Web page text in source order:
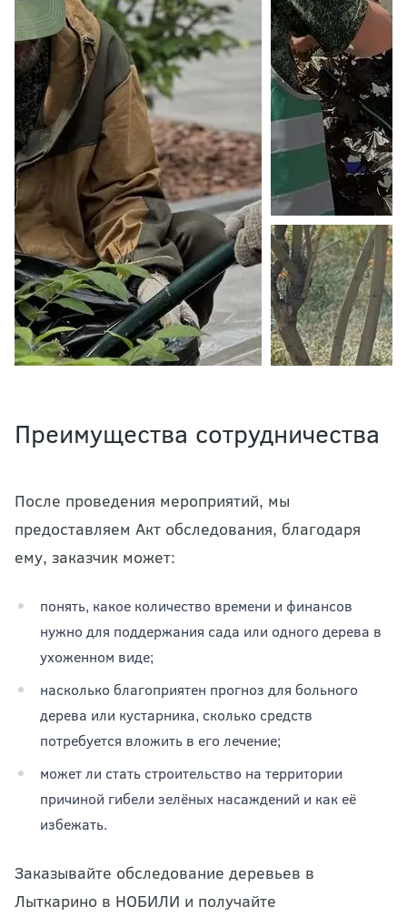
Преимущества сотрудничества
После проведения мероприятий, мы
предоставляем Акт обследования, благодаря
ему, заказчик может:
понять, какое количество времени и финансов
нужно для поддержания сада или одного дерева в
ухоженном виде;
насколько благоприятен прогноз для больного
дерева или кустарника, сколько средств
потребуется вложить в его лечение;
может ли стать строительство на территории
причиной гибели зелёных насаждений и как её
избежать.
Заказывайте обследование деревьев в
Лыткарино в НОБИЛИ и получайте